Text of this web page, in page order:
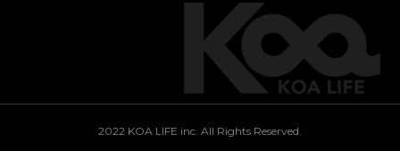
2022 KOA LIFE inc. All Rights Reserved.